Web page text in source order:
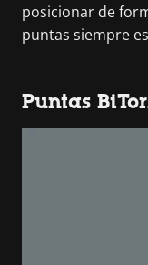
posicionar de
puntas siempre
Puntas